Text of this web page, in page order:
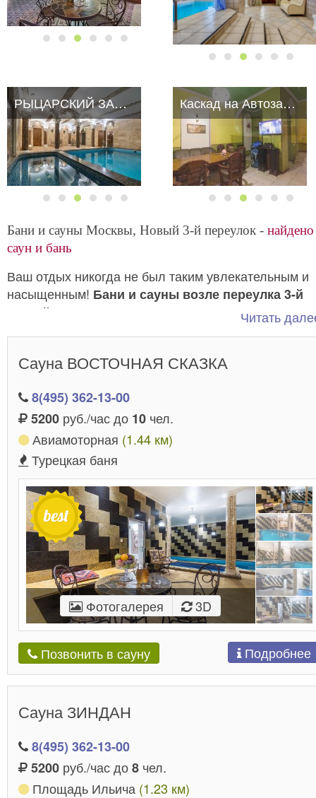
РЫЦАРСКИЙ ЗАМОК Каскад на Автозаводской
Бани и сауны Москвы, Новый 3-й переулок -
саун и бань
Ваш отдых никогда не был таким увлекательным и
насыщенным! Бани и сауны возле переулка 3-й
Новый предлагают готовое решение. Жаркая
парилочка, СПА-программы на любой вкус, музыка,
пожелаете! Забронируйте заведение заранее и
Читать
Сауна ВОСТОЧНАЯ СКАЗКА
8(495) 362-13-00
5200 руб./час до 10 чел.
Авиамоторная (1.44 км)
Турецкая баня
Фотогалерея 3D
Позвонить в сауну Подробнее
Сауна ЗИНДАН
8(495) 362-13-00
5200 руб./час до8 чел.
Площадь Ильича (1.23 км)